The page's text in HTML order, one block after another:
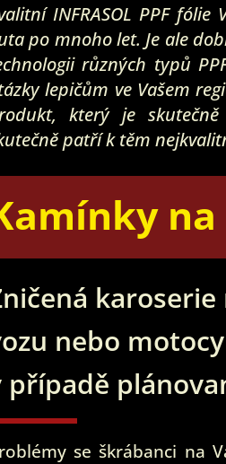
INFRASOL PPF
po mnoho let. Je ale
různých typů
lepičům ve Vašem
který je
patří k těm
nebo
případě
se škrábanci na